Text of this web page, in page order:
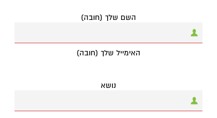
השם שלך (חובה)
האימייל שלך (חובה)
נושא